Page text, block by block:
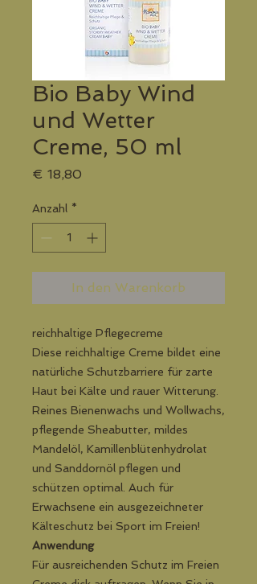
Bio Baby Wind
und Wetter
Creme, 50 ml
€ 18,80
Anzahl *
In den Warenkorb
reichhaltige Pflegecreme
Diese reichhaltige Creme bildet eine
natürliche Schutzbarriere für zarte
Haut bei ­Kälte und rauer Witterung.
Reines Bienenwachs und Wollwachs,
pflegende Sheabutter, mildes
Mandelöl, Kamillenblütenhydrolat
und Sanddornöl pflegen und
schützen optimal. Auch für
Erwachsene ein ausgezeichneter
Kälteschutz bei Sport im Freien!
Anwendung
Für ausreichenden Schutz im Freien